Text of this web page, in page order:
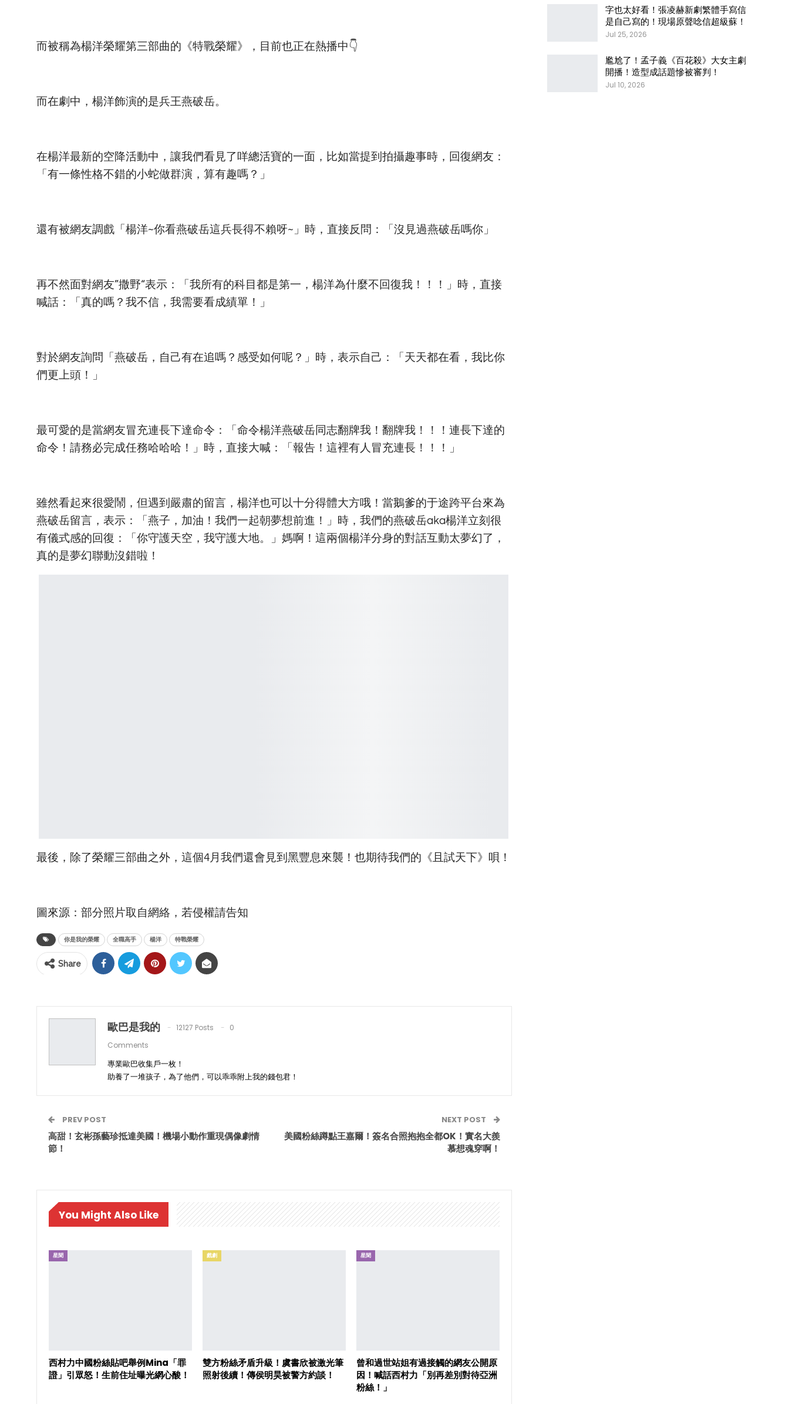
而被稱為楊洋榮耀第三部曲的《特戰榮耀》，目前也正在熱播中👇
而在劇中，楊洋飾演的是兵王燕破岳。
在楊洋最新的空降活動中，讓我們看見了咩總活寶的一面，比如當提到拍攝趣事時，回復網友：
「有一條性格不錯的小蛇做群演，算有趣嗎？」
還有被網友調戲「楊洋~你看燕破岳這兵長得不賴呀~」時，直接反問：「沒見過燕破岳嗎你」
再不然面對網友”撒野“表示：「我所有的科目都是第一，楊洋為什麼不回復我！！！」時，直接
喊話：「真的嗎？我不信，我需要看成績單！」
對於網友詢問「燕破岳，自己有在追嗎？感受如何呢？」時，表示自己：「天天都在看，我比你
們更上頭！」
最可愛的是當網友冒充連長下達命令：「命令楊洋燕破岳同志翻牌我！翻牌我！！！連長下達的
命令！請務必完成任務哈哈哈！」時，直接大喊：「報告！這裡有人冒充連長！！！」
雖然看起來很愛鬧，但遇到嚴肅的留言，楊洋也可以十分得體大方哦！當鵝爹的于途跨平台來為
燕破岳留言，表示：「燕子，加油！我們一起朝夢想前進！」時，我們的燕破岳aka楊洋立刻很
有儀式感的回復：「你守護天空，我守護大地。」媽啊！這兩個楊洋分身的對話互動太夢幻了，
真的是夢幻聯動沒錯啦！
最後，除了榮耀三部曲之外，這個4月我們還會見到黑豐息來襲！也期待我們的《且試天下》唄！
圖來源：部分照片取自網絡，若侵權請告知
你是我的榮耀 全職高手 楊洋 特戰榮耀
Share
歐巴是我的 12127 Posts
0
Comments
專業歐巴收集戶一枚！
助養了一堆孩子，為了他們，可以乖乖附上我的錢包君！
PREV POST
高甜！玄彬孫藝珍抵達美國！機場小動作重現偶像劇情
節！
NEXT POST
美國粉絲蹲點王嘉爾！簽名合照抱抱全都OK！實名大羨
慕想魂穿啊！
You Might Also Like
星聞
西村力中國粉絲貼吧舉例Mina「罪
證」引眾怒！生前住址曝光網心酸！
戲劇
雙方粉絲矛盾升級！虞書欣被激光筆
照射後續！傳侯明昊被警方約談！
星聞
曾和過世站姐有過接觸的網友公開原
因！喊話西村力「別再差別對待亞洲
粉絲！」
字也太好看！張凌赫新劇繁體手寫信
是自己寫的！現場原聲唸信超級蘇！
Jul 25, 2026
尷尬了！孟子義《百花殺》大女主劇
開播！造型成話題慘被審判！
Jul 10, 2026